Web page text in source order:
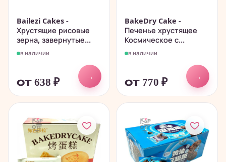
Bailezi Cakes -
Хрустящие рисовые
зерна, завернутые...
в наличии
от 638 ₽
→
BakeDry Cake -
Печенье хрустящее
Космическое с...
в наличии
от 770 ₽
→